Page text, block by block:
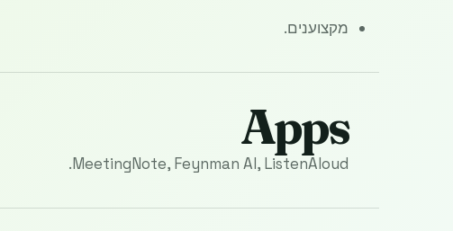
מקצוענים.
Apps
MeetingNote, Feynman AI, ListenAloud.